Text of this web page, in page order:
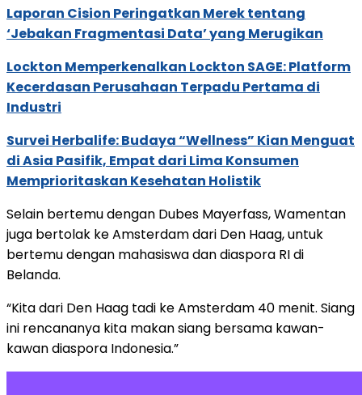
Laporan Cision Peringatkan Merek tentang
‘Jebakan Fragmentasi Data’ yang Merugikan
Lockton Memperkenalkan Lockton SAGE: Platform
Kecerdasan Perusahaan Terpadu Pertama di
Industri
Survei Herbalife: Budaya “Wellness” Kian Menguat
di Asia Pasifik, Empat dari Lima Konsumen
Memprioritaskan Kesehatan Holistik
Selain bertemu dengan Dubes Mayerfass, Wamentan
juga bertolak ke Amsterdam dari Den Haag, untuk
bertemu dengan mahasiswa dan diaspora RI di
Belanda.
“Kita dari Den Haag tadi ke Amsterdam 40 menit. Siang
ini rencananya kita makan siang bersama kawan-
kawan diaspora Indonesia.”